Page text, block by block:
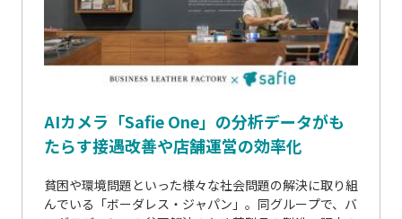
AIカメラ「Safie One」の分析データがも
たらす接遇改善や店舗運営の効率化
貧困や環境問題といった様々な社会問題の解決に取り組
んでいる「ボーダレス・ジャパン」。同グループで、バ